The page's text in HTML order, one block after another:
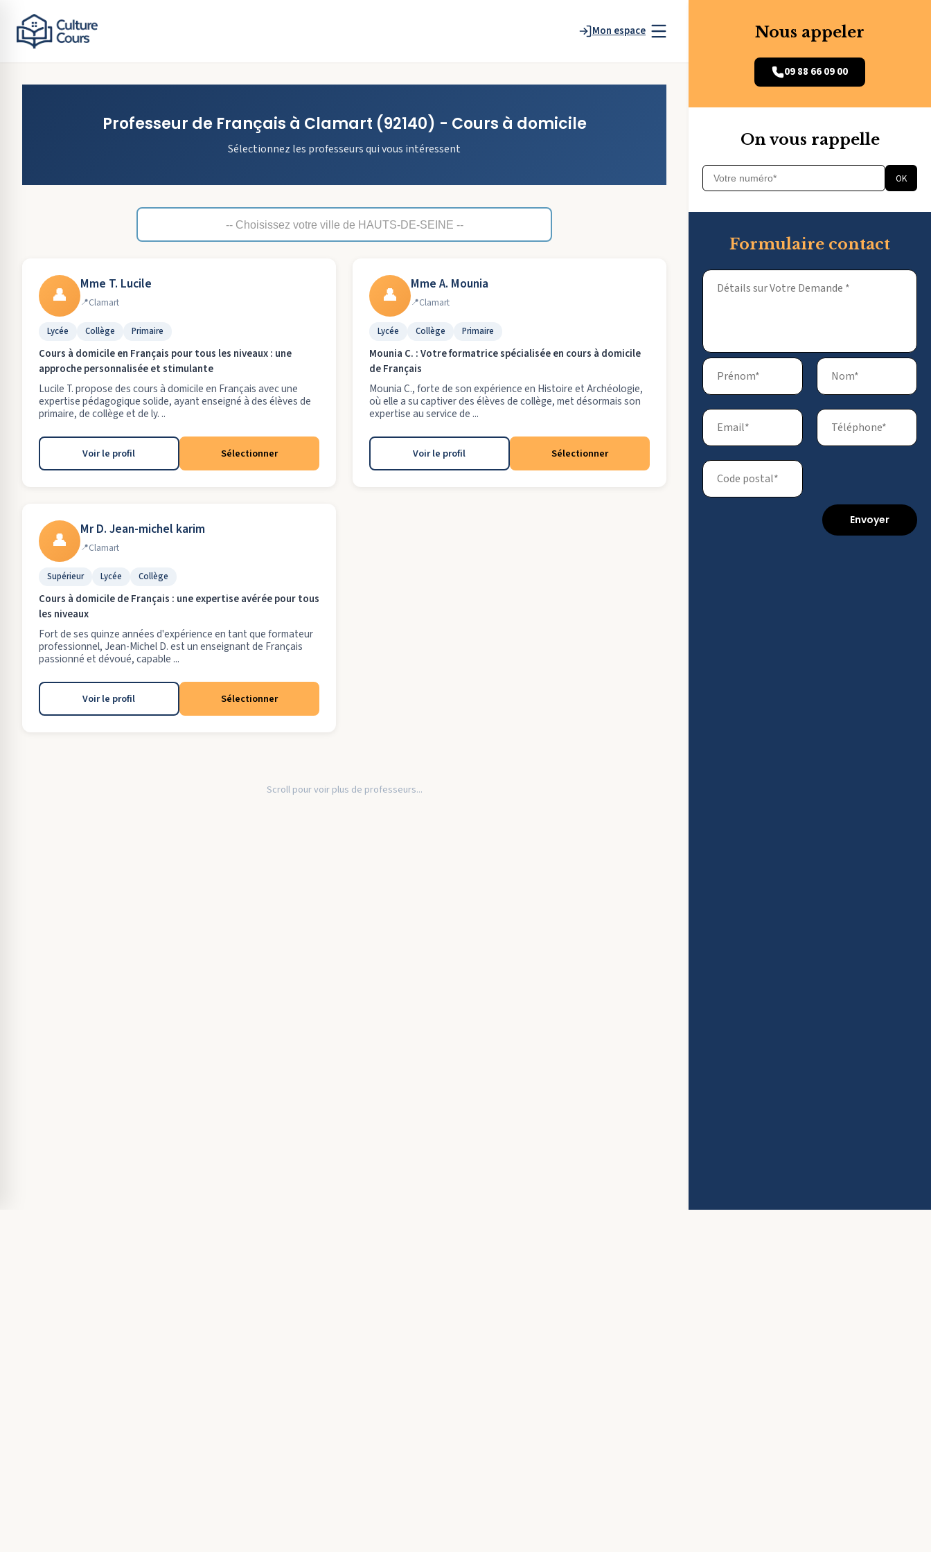
Mon espace
Professeur de Français à Clamart (92140) - Cours à domicile
Sélectionnez les professeurs qui vous intéressent
👤 Mme T. Lucile
Clamart
Lycée Collège Primaire
Cours à domicile en Français pour tous les niveaux : une
approche personnalisée et stimulante
Lucile T. propose des cours à domicile en Français avec une
expertise pédagogique solide, ayant enseigné à des élèves de
primaire, de collège et de ly. ..
Voir le profil Sélectionner
👤 Mme A. Mounia
Clamart
Lycée Collège Primaire
Mounia C. : Votre formatrice spécialisée en cours à domicile
de Français
Mounia C., forte de son expérience en Histoire et Archéologie,
où elle a su captiver des élèves de collège, met désormais son
expertise au service de ...
Voir le profil Sélectionner
👤 Mr D. Jean-michel karim
Clamart
Supérieur Lycée Collège
Cours à domicile de Français : une expertise avérée pour tous
les niveaux
Fort de ses quinze années d'expérience en tant que formateur
professionnel, Jean-Michel D. est un enseignant de Français
passionné et dévoué, capable ...
Voir le profil Sélectionner
Scroll pour voir plus de professeurs...
Nous appeler
09 88 66 09 00
On vous rappelle
OK
Formulaire contact
Envoyer